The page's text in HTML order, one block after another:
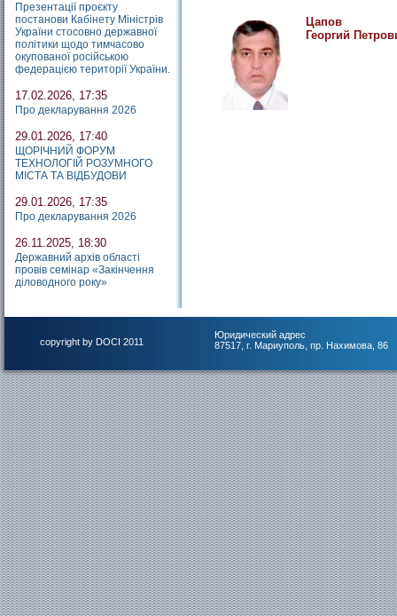
Презентації проєкту
постанови Кабінету Міністрів
України стосовно державної
політики щодо тимчасово
окупованої російською
федерацією території України.
17.02.2026, 17:35
Про декларування 2026
29.01.2026, 17:40
ЩОРІЧНИЙ ФОРУМ
ТЕХНОЛОГІЙ РОЗУМНОГО
МІСТА ТА ВІДБУДОВИ
29.01.2026, 17:35
Про декларування 2026
26.11.2025, 18:30
Державний архів області
провів семінар «Закінчення
діловодного року»
Цапов
Георгий
copyright by DOCI 2011
Юридический адрес
87517, г. Мариуполь, пр. Нахимова, 86